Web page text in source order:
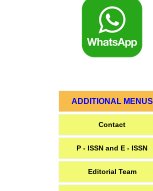
ADDITIONAL MENUS
Contact
P - ISSN and E - ISSN
Editorial Team